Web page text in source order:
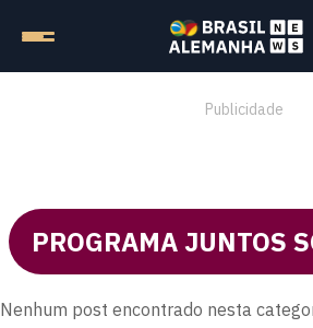
Publicidade
PROGRAMA JUNTOS
Nenhum post encontrado nesta